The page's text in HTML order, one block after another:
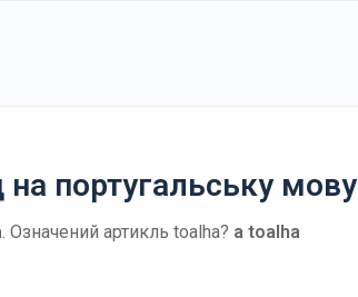
португальську мову
. Означений артикль toalha? a toalha